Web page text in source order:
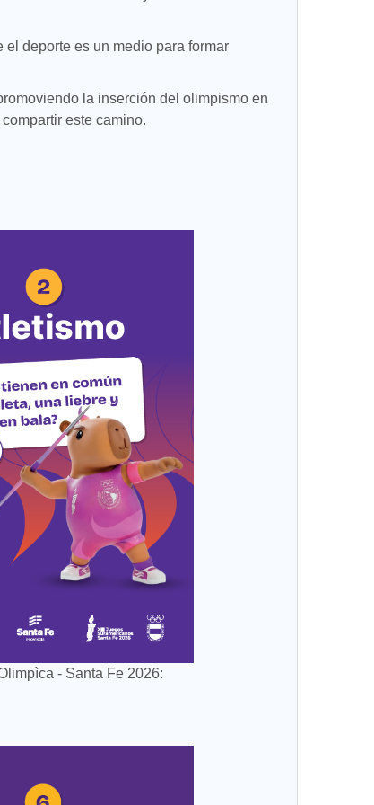
deporte es un medio para formar
la inserción del olimpismo en
este camino.
- Santa Fe 2026: